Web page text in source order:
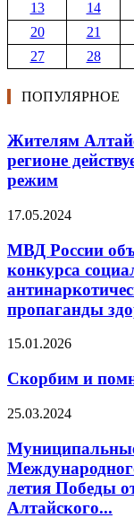
13
14
20
21
27
28
ПОПУЛЯРНОЕ
Жителям
регионе
режим
17.05.2024
МВД России
конкурса
пропаганды
15.01.2026
Скорбим и
25.03.2024
летия Победы
Алтайского...